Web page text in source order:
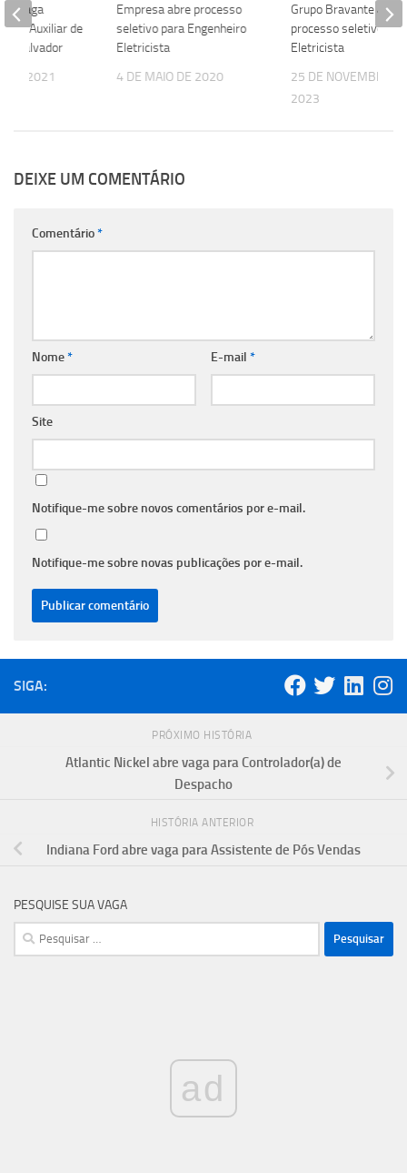
Empresa abre processo
seletivo para Engenheiro
Eletricista
4 DE MAIO DE 2020
Grupo Bravante abre
processo seletivo
Eletricista
25 DE NOVEMBRO
2023
vaga
Auxiliar de
Salvador
DE 2021
DEIXE UM COMENTÁRIO
Comentário*
Nome* E-mail *
Site
Notifique-me sobre novos comentários por e-mail.
Notifique-me sobre novas publicações por e-mail.
SIGA:
PRÓXIMO HISTÓRIA
Atlantic Nickel abre vaga para Controlador(a) de
Despacho
HISTÓRIA ANTERIOR
Indiana Ford abre vaga para Assistente de Pós Vendas
PESQUISE SUA VAGA
Pesquisar
por:
ad